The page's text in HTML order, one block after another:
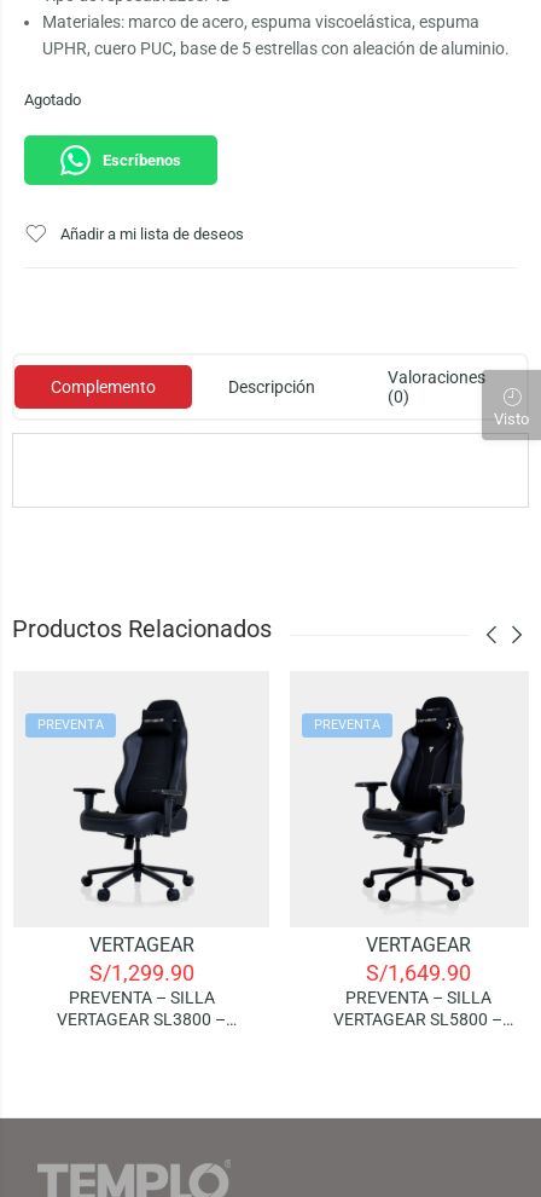
Materiales: marco de acero, espuma viscoelástica, espuma
UPHR, cuero PUC, base de 5 estrellas con aleación de aluminio.
Agotado
Escríbenos
Añadir a mi lista de deseos
Complemento Descripción
Valoraciones
(0)
Productos Relacionados
PREVENTA
VERTAGEAR
S/1,299.90
PREVENTA – SILLA
VERTAGEAR SL3800 –
PREVENTA
VERTAGEAR
S/1,649.90
PREVENTA – SILLA
VERTAGEAR SL5800 –
Visto